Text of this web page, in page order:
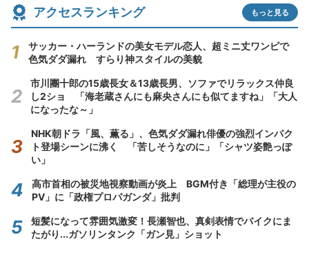
アクセスランキング もっと見る
サッカー・ハーランドの美女モデル恋人、超ミニ丈ワンピで
色気ダダ漏れ すらり神スタイルの美貌
市川團十郎の15歳長女＆13歳長男、ソファでリラックス仲良
し2ショ 「海老蔵さんにも麻央さんにも似てますね」「大人
になったな～」
NHK朝ドラ「風、薫る」、色気ダダ漏れ俳優の強烈インパク
ト登場シーンに沸く 「苦しそうなのに」「シャツ姿艶っぽ
い」
高市首相の被災地視察動画が炎上 BGM付き「総理が主役の
PV」に「政権プロパガンダ」批判
短髪になって雰囲気激変！長瀬智也、真剣表情でバイクにま
たがり...ガソリンタンク「ガン見」ショット